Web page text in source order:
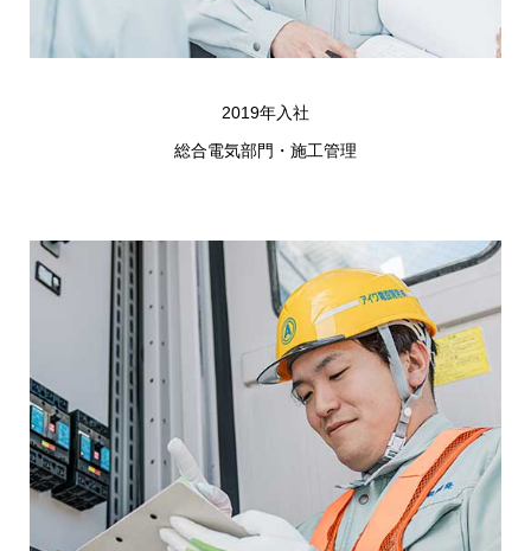
2019年入社
総合電気部門・施工管理